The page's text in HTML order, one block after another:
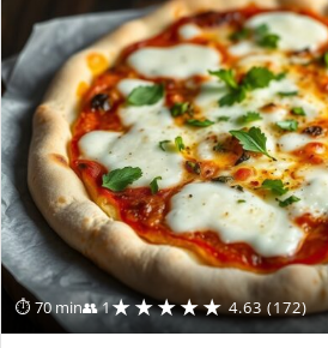
⏱ 70 min👥 1★★★★★ 4.63 (172)